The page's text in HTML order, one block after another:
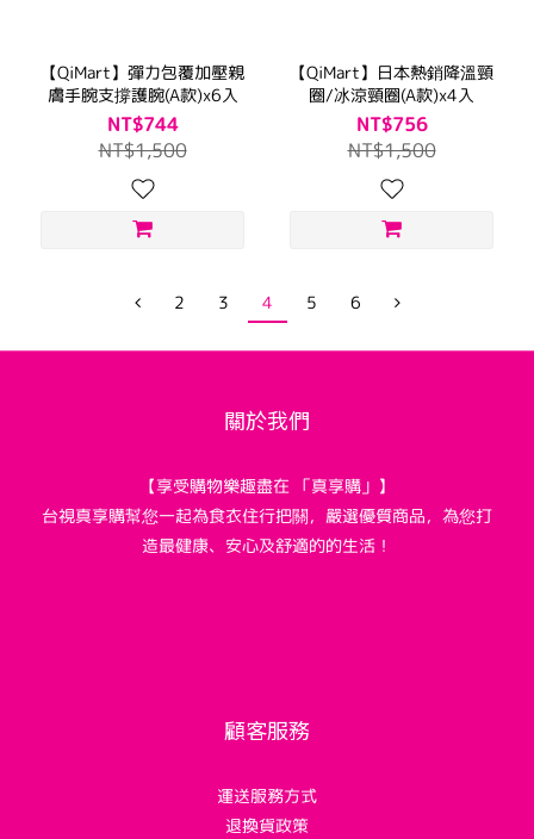
【QiMart】彈力包覆加壓親
膚手腕支撐護腕(A款)x6入
NT$744
NT$1,500
【QiMart】日本熱銷降溫頸
圈/冰涼頸圈(A款)x4入
NT$756
NT$1,500
2 3 4 5 6
關於我們
【享受購物樂趣盡在 「真享購」】
台視真享購幫您一起為食衣住行把關，嚴選優質商品，為您打
造最健康、安心及舒適的的生活！
顧客服務
運送服務方式
退換貨政策